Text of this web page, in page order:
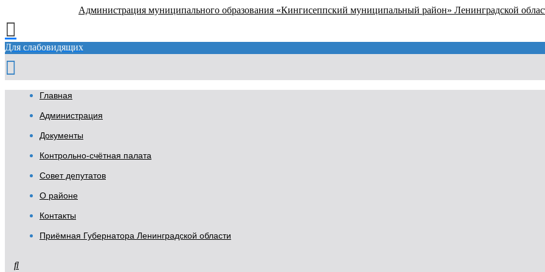
Администрация муниципального образования «Кингисеппский муниципальный район» Ленинградской
Для слабовидящих
Главная
Администрация
Документы
Контрольно-счётная палата
Совет депутатов
О районе
Контакты
Приёмная Губернатора Ленинградской области